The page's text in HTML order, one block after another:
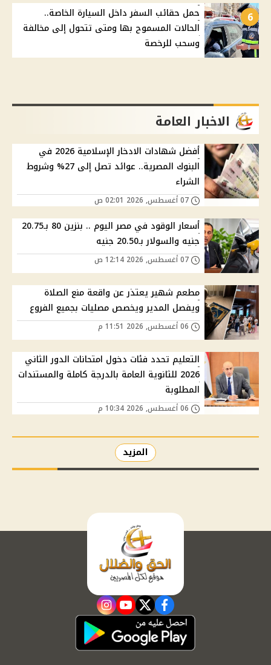
6
حمل حقائب السفر داخل السيارة الخاصة..
الحالات المسموح بها ومتى تتحول إلى مخالفة
وسحب للرخصة
الاخبار العامة
أفضل شهادات الادخار الإسلامية 2026 في
البنوك المصرية.. عوائد تصل إلى 27% وشروط
الشراء
أسعار الوقود في مصر اليوم .. بنزين 80 بـ20.75
جنيه والسولار بـ20.50 جنيه
مطعم شهير يعتذر عن واقعة منع الصلاة
ويفصل المدير ويخصص مصليات بجميع الفروع
التعليم تحدد فئات دخول امتحانات الدور الثاني
2026 للثانوية العامة بالدرجة كاملة والمستندات
المطلوبة
المزيد
facebook
twitter
youtube
instagram